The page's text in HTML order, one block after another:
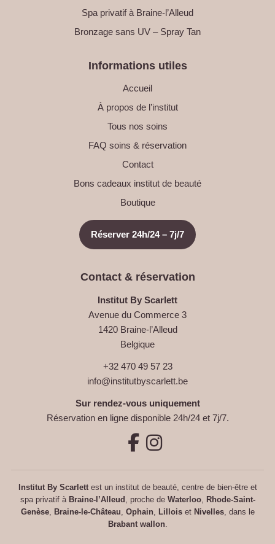
Spa privatif à Braine-l’Alleud
Bronzage sans UV – Spray Tan
Informations utiles
Accueil
À propos de l’institut
Tous nos soins
FAQ soins & réservation
Contact
Bons cadeaux institut de beauté
Boutique
Réserver 24h/24 – 7j/7
Contact & réservation
Institut By Scarlett
Avenue du Commerce 3
1420 Braine-l’Alleud
Belgique
+32 470 49 57 23
info@institutbyscarlett.be
Sur rendez-vous uniquement
Réservation en ligne disponible 24h/24 et 7j/7.
Institut By Scarlettest un institut de beauté, centre de bien-être et
spa privatif à Braine-l’Alleud , proche de Waterloo, Rhode-Saint-
Genèse, Braine-le-Château, Ophain, Lilloiset Nivelles, dans le
Brabant wallon.